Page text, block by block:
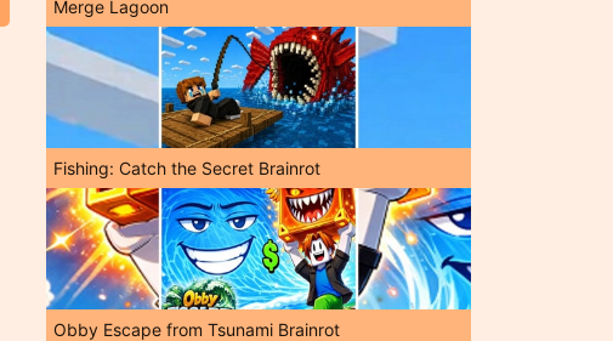
Merge Lagoon
Fishing: Catch the Secret Brainrot
Obby Escape from Tsunami Brainrot